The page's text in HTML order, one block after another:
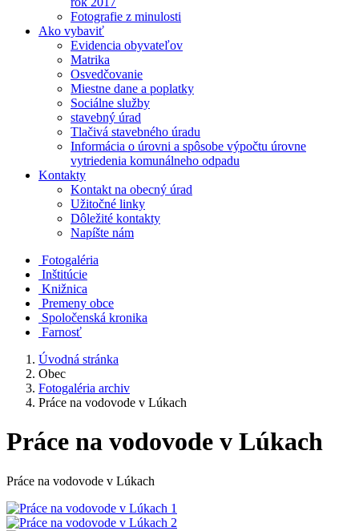
Fotografie z minulosti
Ako vybaviť
Evidencia obyvateľov
Matrika
Osvedčovanie
Miestne dane a poplatky
Sociálne služby
stavebný úrad
Tlačivá stavebného úradu
Informácia o úrovni a spôsobe výpočtu úrovne
vytriedenia komunálneho odpadu
Kontakty
Kontakt na obecný úrad
Užitočné linky
Dôležité kontakty
Napíšte nám
Fotogaléria
Inštitúcie
Knižnica
Premeny obce
Spoločenská kronika
Farnosť
Úvodná stránka
Obec
Fotogaléria archiv
Práce na vodovode v Lúkach
Práce na vodovode v Lúkach
Práce na vodovode v Lúkach